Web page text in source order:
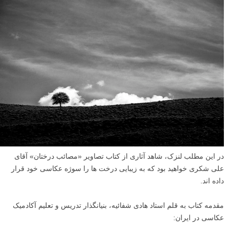
در این مطلب لنزک، شاهد آثاری از کتاب تصاویر «مصائب درختان» آقای
علی شکری خواهید بود که به زیبایی درخت ها را سوژه عکاسی خود قرار
داده اند.
مقدمه کتاب به قلم استاد هادی شفائیه، بنیانگذار تدریس و تعلیم آکادمیک
عکاسی در ایران: